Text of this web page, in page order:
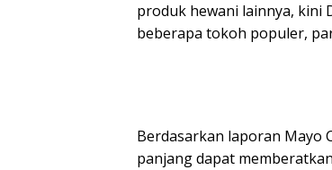
produk hewani lainnya, kini
beberapa tokoh populer,
Berdasarkan laporan Mayo
panjang dapat